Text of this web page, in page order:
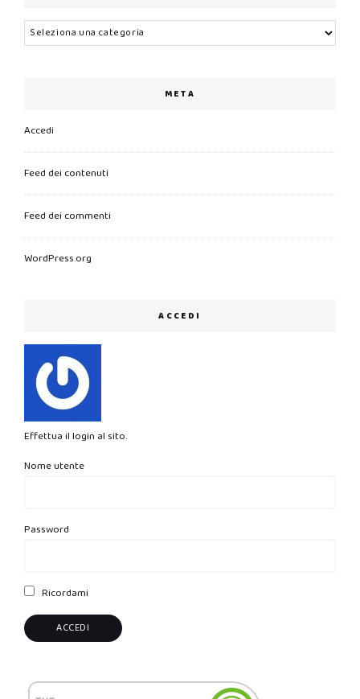
Categorie
META
Accedi
Feed dei contenuti
Feed dei commenti
WordPress.org
ACCEDI
Effettua il login al sito.
Nome utente
Password
Ricordami